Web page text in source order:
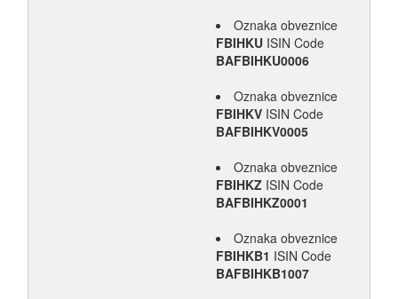
Oznaka obveznice
FBIHKU ISIN Code
BAFBIHKU0006
Oznaka obveznice
FBIHKV ISIN Code
BAFBIHKV0005
Oznaka obveznice
FBIHKZ ISIN Code
BAFBIHKZ0001
Oznaka obveznice
FBIHKB1 ISIN Code
BAFBIHKB1007